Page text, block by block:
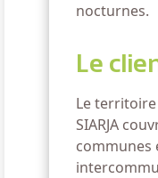
nocturnes.
Le
Le
SIARJA
communes